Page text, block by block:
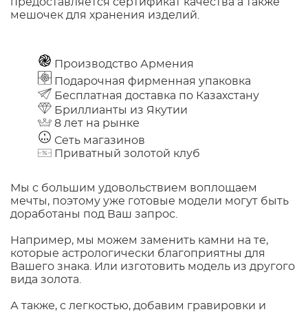
предоставляется сертификат качества а также
мешочек для хранения изделий.
Производство Армения
Подарочная фирменная упаковка
Бесплатная доставка по Казахстану
Бриллианты из Якутии
8 лет на рынке
Сеть магазинов
Приватный золотой клуб
Мы с большим удовольствием воплощаем
мечты, поэтому уже готовые модели могут быть
доработаны под Ваш запрос.
Например, мы можем заменить камни на те,
которые астрологически благоприятны для
Вашего знака. Или изготовить модель из другого
вида золота.
А также, с легкостью, добавим гравировки и